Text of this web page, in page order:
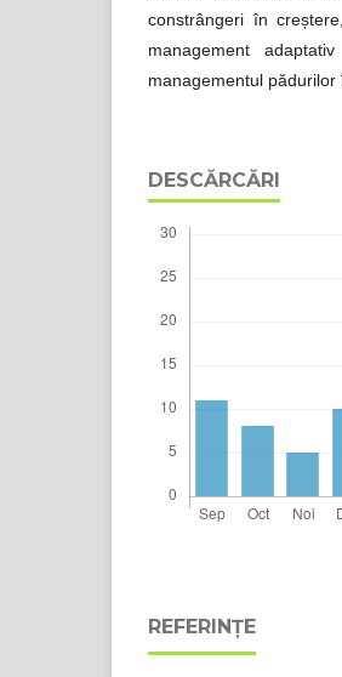
constrângeri în
management
managementul pădurilor
DESCĂRCĂRI
REFERINȚE